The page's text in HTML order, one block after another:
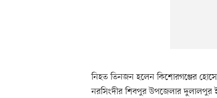
নিহত তিনজন হলেন কিশোরগঞ্জের
নরসিংদীর শিবপুর উপজেলার দুলালপুর